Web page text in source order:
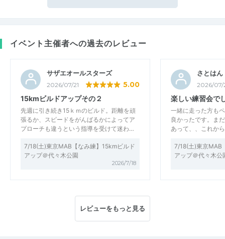
イベント主催者への過去のレビュー
サザエオールスターズ
2026/07/21 5.00
15kmビルドアップその２
先週に引き続き15ｋｍのビルド。距離を頑
張るか、スピードをがんばるかによってア
プローチも違うという指導を受けて迷わ…
7/18(土)東京MAB【なみ練】15kmビルド
アップ＠代々木公園
2026/7/18
さとはん
2026/
楽しい練習会で
一緒に走った方も
良かったです。ま
あって、、これか
7/18(土)東京MAB
アップ＠代々木公
レビューをもっと見る